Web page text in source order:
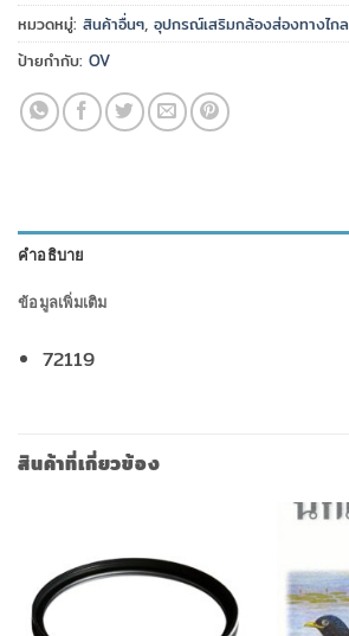
หมวดหมู่: สินค้าอื่นๆ, อุปกรณ์เสริมกล้องส่องทางไกล
ป้ายกำกับ: OV
คำอธิบาย
ข้อมูลเพิ่มเติม
72119
สินค้าที่เกี่ยวข้อง